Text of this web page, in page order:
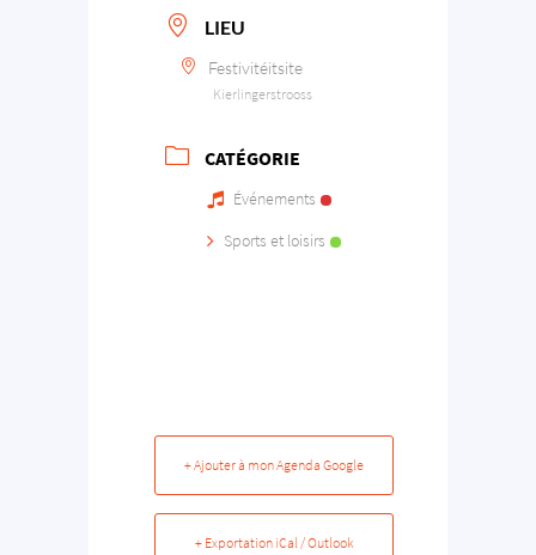
LIEU
Festivitéitsite
Kierlingerstrooss
CATÉGORIE
Événements
Sports et loisirs
+ Ajouter à mon Agenda Google
+ Exportation iCal / Outlook